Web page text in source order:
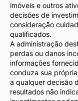
imóveis e outros
decisões de
consideração
qualificados.
A administração
perdas ou danos
informações
conduza sua
a qualquer decisão
resultados não